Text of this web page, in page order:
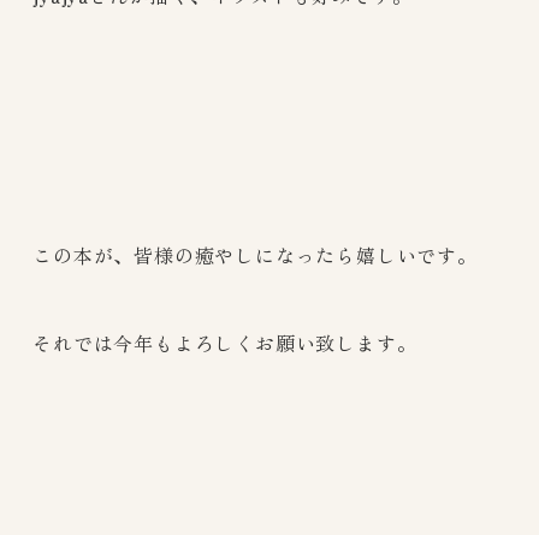
この本が、皆様の癒やしになったら嬉しいです。
それでは今年もよろしくお願い致します。